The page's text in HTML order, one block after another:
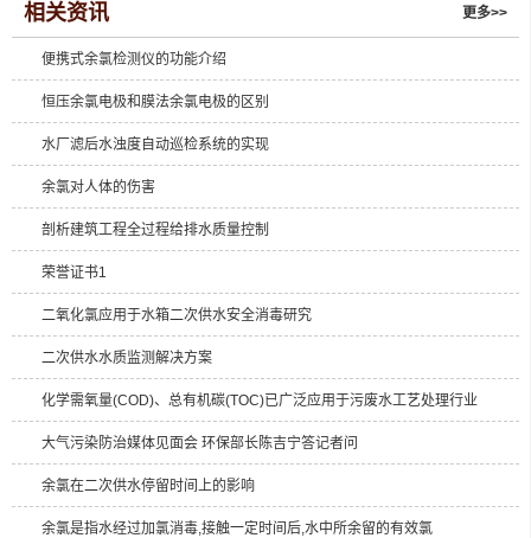
相关资讯 更多>>
便携式余氯检测仪的功能介绍
恒压余氯电极和膜法余氯电极的区别
水厂滤后水浊度自动巡检系统的实现
余氯对人体的伤害
剖析建筑工程全过程给排水质量控制
荣誉证书1
二氧化氯应用于水箱二次供水安全消毒研究
二次供水水质监测解决方案
化学需氧量(COD)、总有机碳(TOC)已广泛应用于污废水工艺处理行业
大气污染防治媒体见面会 环保部长陈吉宁答记者问
余氯在二次供水停留时间上的影响
余氯是指水经过加氯消毒,接触一定时间后,水中所余留的有效氯